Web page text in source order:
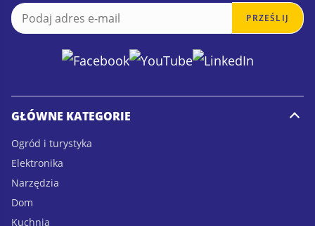
a
i
l
E
m
a
PRZEŚLIJ
GŁÓWNE KATEGORIE
Ogród i turystyka
Elektronika
Narzędzia
Dom
Kuchnia